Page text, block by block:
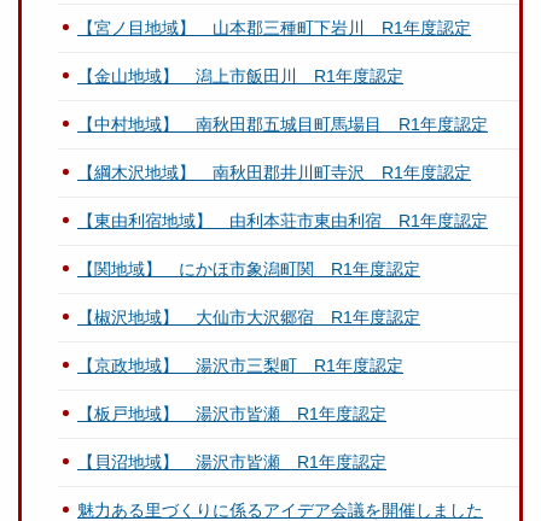
【宮ノ目地域】 山本郡三種町下岩川 R1年度認定
【金山地域】 潟上市飯田川 R1年度認定
【中村地域】 南秋田郡五城目町馬場目 R1年度認定
【綱木沢地域】 南秋田郡井川町寺沢 R1年度認定
【東由利宿地域】 由利本荘市東由利宿 R1年度認定
【関地域】 にかほ市象潟町関 R1年度認定
【椒沢地域】 大仙市大沢郷宿 R1年度認定
【京政地域】 湯沢市三梨町 R1年度認定
【板戸地域】 湯沢市皆瀬 R1年度認定
【貝沼地域】 湯沢市皆瀬 R1年度認定
魅力ある里づくりに係るアイデア会議を開催しました